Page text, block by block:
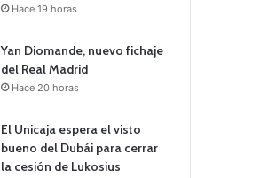
Hace 19 horas
Yan Diomande, nuevo fichaje
del Real Madrid
Hace 20 horas
El Unicaja espera el visto
bueno del Dubái para cerrar
la cesión de Lukosius